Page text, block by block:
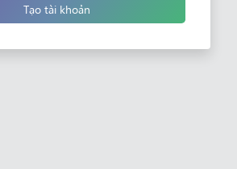
Tạo tài khoản